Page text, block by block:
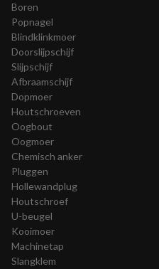
Boren
Popnagel
Blindklinkmoer
Doorslijpschijf
Slijpschijf
Afbraamschijf
Dopmoer
Houtschroeven
Oogbout
Oogmoer
Chemisch anker
Pluggen
Hollewandplug
Houtschroef
U-beugel
Kooimoer
Machinetap
Slangklem